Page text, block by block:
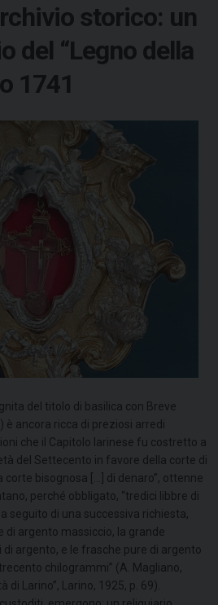
storico: un
del “Legno della
1741
del titolo di basilica con Breve
è ancora ricca di preziosi arredi
che il Capitolo larinese fu costretto a
del Settecento in favore della corte di
corte bisognosa […] di denaro”, ottenne
perché obbligato, “tredici libbre di
seguito di una successiva richiesta,
di argento massiccio, la grande
di argento, e le frasche pure di argento
chilogrammi” (A. Magliano,
di Larino”, Larino, 1925, p. 69).